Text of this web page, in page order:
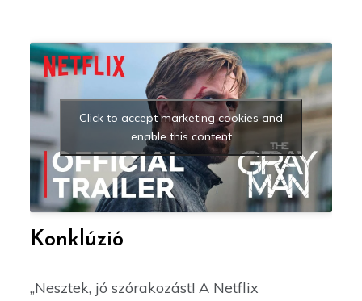
Click to accept marketing cookies and
enable this content
Konklúzió
„Nesztek, jó szórakozást! A Netflix